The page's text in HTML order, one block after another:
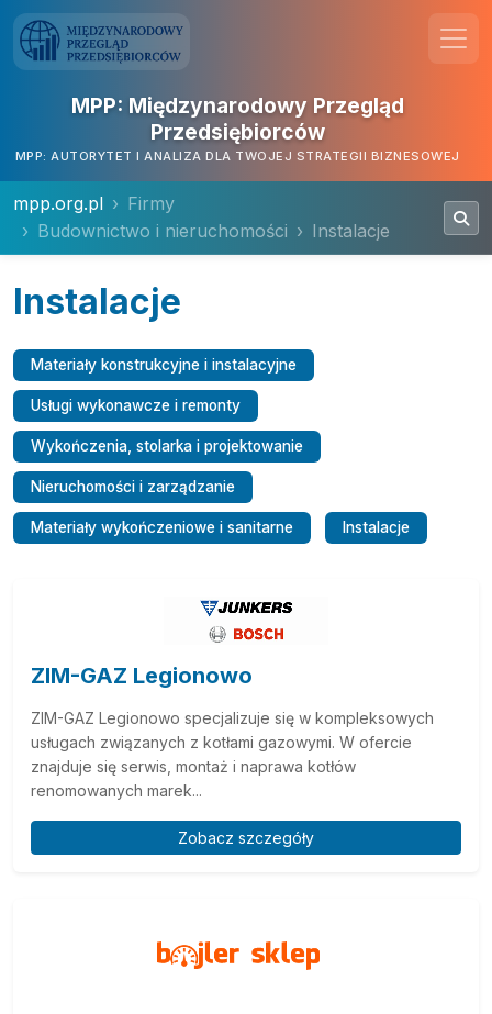
MPP: Międzynarodowy Przegląd
Przedsiębiorców
MPP: AUTORYTET I ANALIZA DLA TWOJEJ STRATEGII BIZNESOWEJ
mpp.org.pl
Firmy
Budownictwo i nieruchomości
Instalacje
Instalacje
Materiały konstrukcyjne i instalacyjne
Usługi wykonawcze i remonty
Wykończenia, stolarka i projektowanie
Nieruchomości i zarządzanie
Materiały wykończeniowe i sanitarne Instalacje
ZIM-GAZ Legionowo
ZIM-GAZ Legionowo specjalizuje się w kompleksowych
usługach związanych z kotłami gazowymi. W ofercie
znajduje się serwis, montaż i naprawa kotłów
renomowanych marek...
Zobacz szczegóły